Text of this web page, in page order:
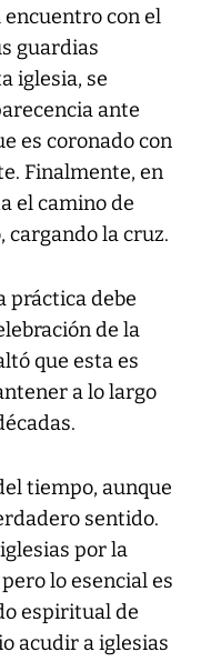
con el
guardias
iglesia, se
ante
es coronado con
Finalmente, en
el camino de
cargando la cruz.
práctica debe
de la
que esta es
a lo largo
tiempo, aunque
sentido.
por la
lo esencial es
espiritual de
acudir a iglesias